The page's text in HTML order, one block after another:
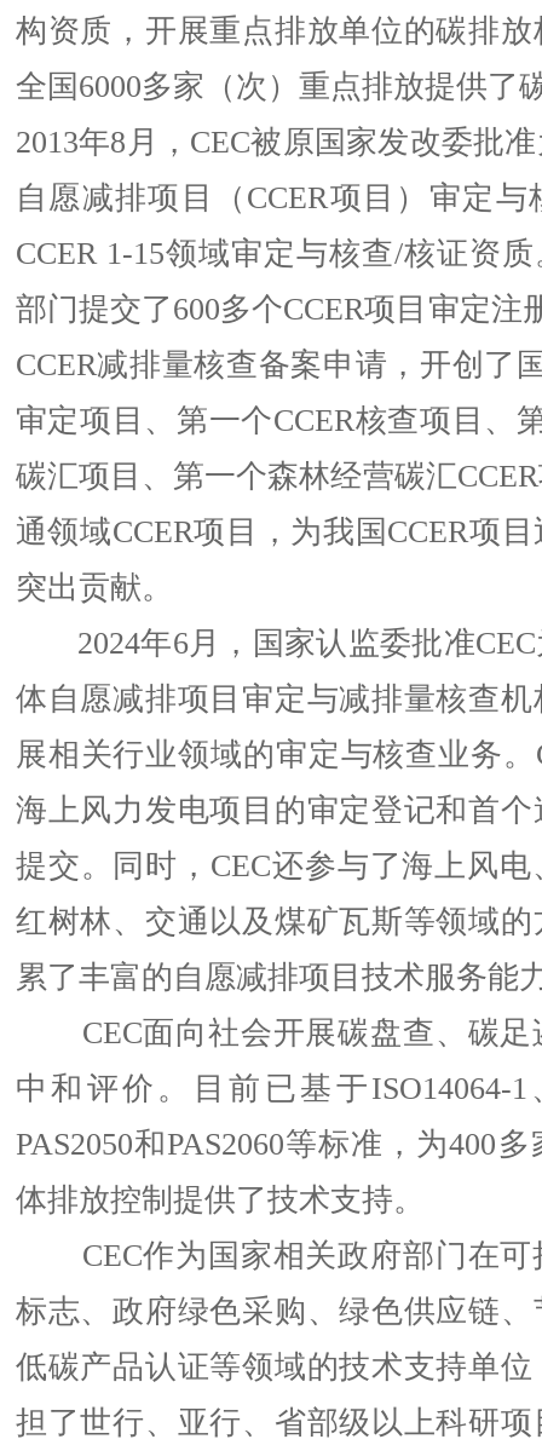
构资质，开展重点排放单位的碳排
全国6000多家（次）重点排放提供了
2013年8月，CEC被原国家发改委批
自愿减排项目（CCER项目）审定
CCER 1-15领域审定与核查/核证资
部门提交了600多个CCER项目审定注
CCER减排量核查备案申请，开创了
审定项目、第一个CCER核查项目、
碳汇项目、第一个森林经营碳汇
通领域CCER项目，为我国CCER项
突出贡献。
2024年6月，国家认监委批准CEC
体自愿减排项目审定与减排量核查
展相关行业领域的审定与核查业务
海上风力发电项目的审定登记和首
提交。同时，CEC还参与了海上风
红树林、交通以及煤矿瓦斯等领域
累了丰富的自愿减排项目技术服务能
CEC面向社会开展碳盘查、碳足
中和评价。目前已基于ISO14064-1
PAS2050和PAS2060等标准，为400
体排放控制提供了技术支持。
CEC作为国家相关政府部门在可
标志、政府绿色采购、绿色供应链
低碳产品认证等领域的技术支持单
担了世行、亚行、省部级以上科研